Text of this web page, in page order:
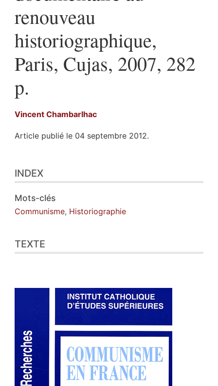
renouveau
historiographique,
Paris, Cujas, 2007, 282
p.
Vincent Chambarlhac
Article publié le 04 septembre 2012.
Texte
Notes
Illustrations
Citer cet article
INDEX
Mots-clés
Communisme, Historiographie
TEXTE